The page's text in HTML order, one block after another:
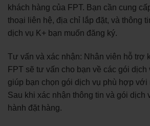
khách hàng của FPT. Bạn cần cung
thoại liên hệ, địa chỉ lắp đặt, và thông
dịch vụ K+ bạn muốn đăng ký.
Tư vấn và xác nhận: Nhân viên hỗ trợ
FPT sẽ tư vấn cho bạn về các gói dịch
giúp bạn chọn gói dịch vụ phù hợp với
Sau khi xác nhận thông tin và gói dịch
hành đặt hàng.